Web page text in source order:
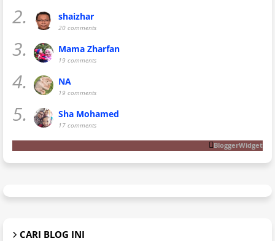
2. shaizhar
20 comments
3. Mama Zharfan
19 comments
4. NA
19 comments
5. Sha Mohamed
17 comments
BloggerWidget
CARI BLOG INI